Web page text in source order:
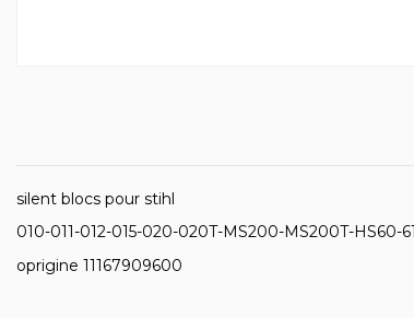
silent blocs pour stihl
010-011-012-015-020-020T-MS200-MS200T-HS60-61
oprigine 11167909600